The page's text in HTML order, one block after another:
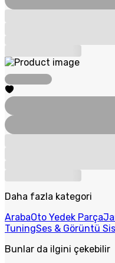
Daha fazla kategori
ArabaOto Yedek Parça
TuningSes & Görüntü
Bunlar da ilgini çekebilir